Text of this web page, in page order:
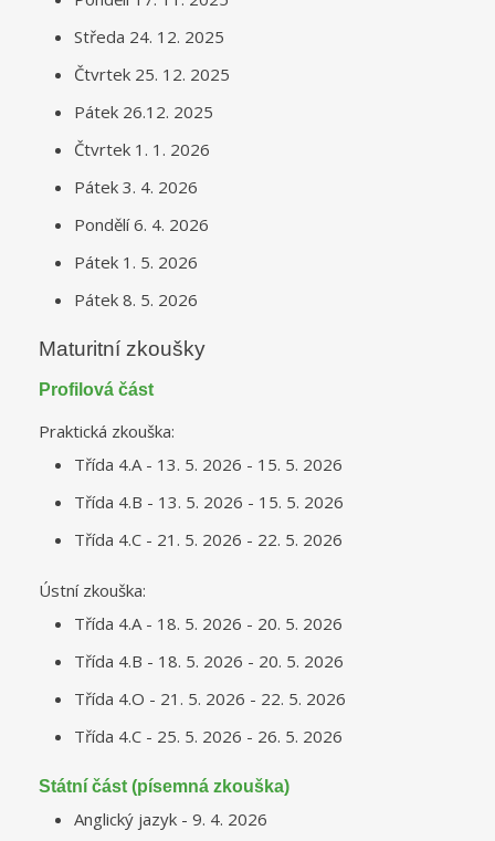
Středa 24. 12. 2025
Čtvrtek 25. 12. 2025
Pátek 26.12. 2025
Čtvrtek 1. 1. 2026
Pátek 3. 4. 2026
Pondělí 6. 4. 2026
Pátek 1. 5. 2026
Pátek 8. 5. 2026
Maturitní zkoušky
Profilová část
Praktická zkouška:
Třída 4.A - 13. 5. 2026 - 15. 5. 2026
Třída 4.B - 13. 5. 2026 - 15. 5. 2026
Třída 4.C - 21. 5. 2026 - 22. 5. 2026
Ústní zkouška:
Třída 4.A - 18. 5. 2026 - 20. 5. 2026
Třída 4.B - 18. 5. 2026 - 20. 5. 2026
Třída 4.O - 21. 5. 2026 - 22. 5. 2026
Třída 4.C - 25. 5. 2026 - 26. 5. 2026
Státní část (písemná zkouška)
Anglický jazyk - 9. 4. 2026